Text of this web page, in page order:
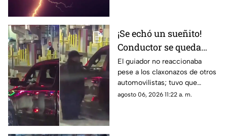
¡Se echó un sueñito!
Conductor se queda
dormido en la fila del
puente libre y se
viraliza en Ciudad
Juárez
El guiador no reaccionaba
pese a los claxonazos de otros
automovilistas; tuvo que
intervenir un agente de CBP
agosto 06, 2026 11:22 a. m.